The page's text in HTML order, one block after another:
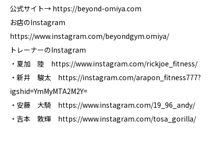
公式サイト→ https://beyond-omiya.com
お店のInstagram
https://www.instagram.com/beyondgym.omiya/
トレーナーのInstagram
・夏加 陸 https://www.instagram.com/rickjoe_fitness/
・新井 駿太 https://instagram.com/arapon_fitness777?
igshid=YmMyMTA2M2Y=
・安藤 大騎 https://www.instagram.com/19_96_andy/
・吉本 敦輝 https://www.instagram.com/tosa_gorilla/